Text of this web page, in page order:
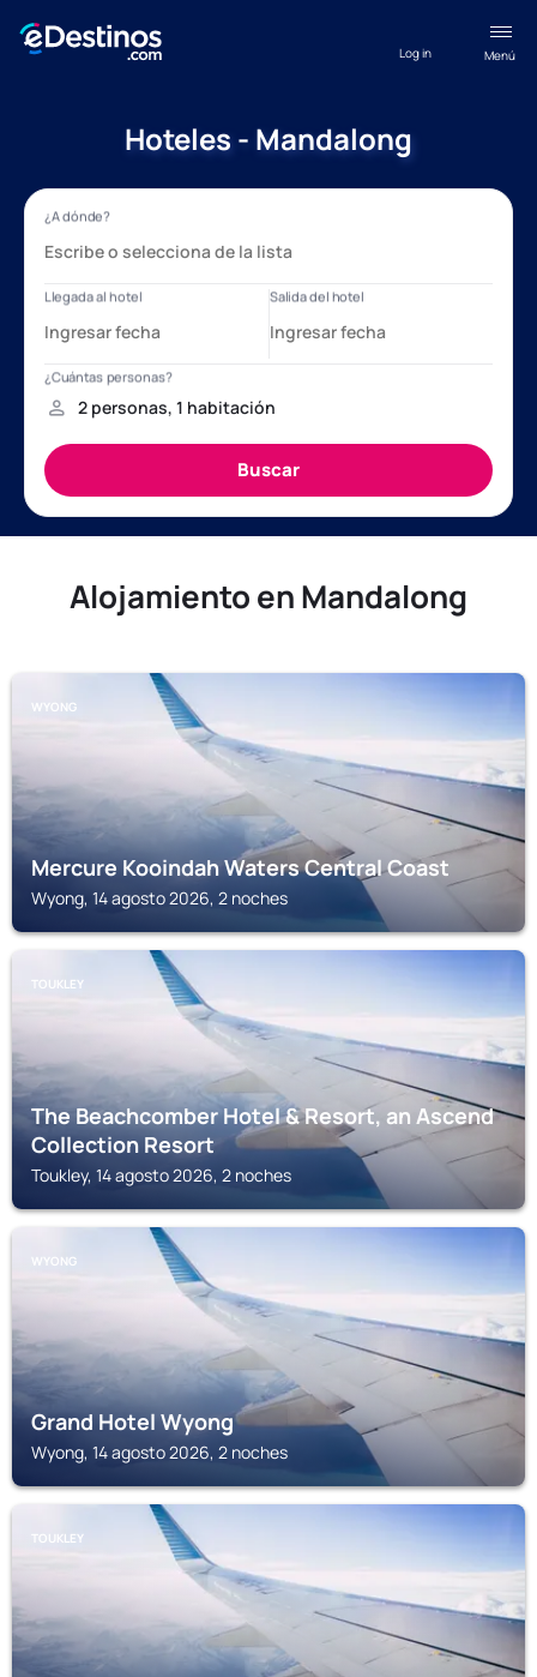
Menú
Log in
Hoteles - Mandalong
Alojamiento en Mandalong
WYONG
Mercure Kooindah Waters Central Coast
Wyong, 14 agosto 2026, 2 noches
TOUKLEY
The Beachcomber Hotel & Resort, an Ascend
Collection Resort
Toukley, 14 agosto 2026, 2 noches
WYONG
Grand Hotel Wyong
Wyong, 14 agosto 2026, 2 noches
TOUKLEY